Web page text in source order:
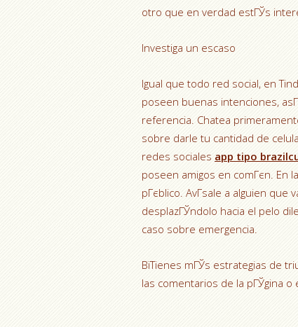
otro que en verdad estГЎs
Investiga un escaso
Igual que todo red social, en
poseen buenas intenciones,
referencia. Chatea
sobre darle tu cantidad de
redes sociales app tipo
poseen amigos en comГєn. En
pГєblico. AvГ­sale a alguien que
desplazГЎndolo hacia el pelo
caso sobre emergencia.
ВїTienes mГЎs estrategias de
las comentarios de la pГЎgina o